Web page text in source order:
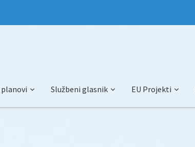
Službeni glasnik EU Projekti